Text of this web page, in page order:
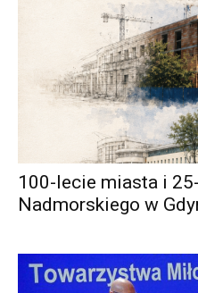
100-lecie miasta i
Nadmorskiego w